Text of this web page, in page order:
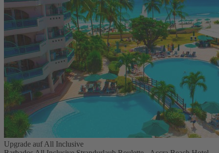
Upgrade auf All Inclusive